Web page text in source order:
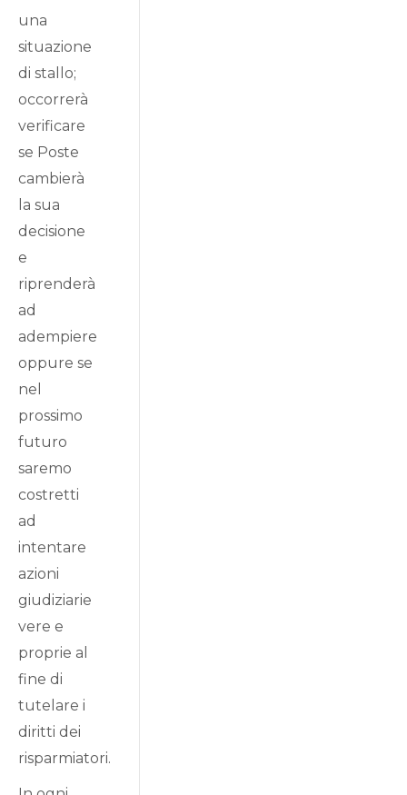
una
situazione
di stallo;
occorrerà
verificare
se Poste
cambierà
la sua
decisione
e
riprenderà
ad
adempiere
oppure se
nel
prossimo
futuro
saremo
costretti
ad
intentare
azioni
giudiziarie
vere e
proprie al
fine di
tutelare i
diritti dei
risparmiatori.